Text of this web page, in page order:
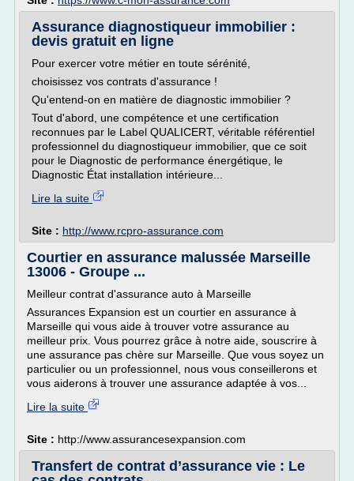
Assurance diagnostiqueur immobilier :
devis gratuit en ligne
Pour exercer votre métier en toute sérénité,
choisissez vos contrats d'assurance !
Qu'entend-on en matière de diagnostic immobilier ?
Tout d'abord, une compétence et une certification
reconnues par le Label QUALICERT, véritable référentiel
professionnel du diagnostiqueur immobilier, que ce soit
pour le Diagnostic de performance énergétique, le
Diagnostic État installation intérieure...
Lire la suite
Site : http://www.rcpro-assurance.com
Courtier en assurance malussée Marseille
13006 - Groupe ...
Meilleur contrat d'assurance auto à Marseille
Assurances Expansion est un courtier en assurance à
Marseille qui vous aide à trouver votre assurance au
meilleur prix. Vous pourrez grâce à notre aide, souscrire à
une assurance pas chère sur Marseille. Que vous soyez un
particulier ou un professionnel, nous vous conseillerons et
vous aiderons à trouver une assurance adaptée à vos...
Lire la suite
Site : http://www.assurancesexpansion.com
Transfert de contrat d’assurance vie : Le